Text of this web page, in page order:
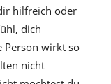
hilfreich oder
dich
Person wirkt so
nicht